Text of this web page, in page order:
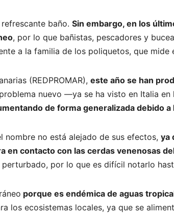
baño. Sin embargo, en los
, por lo que bañistas, pescadores y
a la familia de los poliquetos, que
(REDPROMAR), este año se han
nuevo —ya se ha visto en Italia
de forma generalizada debido
nombre no está alejado de sus efectos, ya
en contacto con las cerdas venenosas
por lo que es difícil notarlo
porque es endémica de aguas
los ecosistemas locales, ya que se